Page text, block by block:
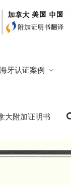
牙认证案例
大附加证明书
144